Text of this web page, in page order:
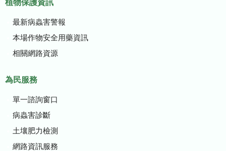
植物保護資訊
最新病蟲害警報
本場作物安全用藥資訊
相關網路資源
為民服務
單一諮詢窗口
病蟲害診斷
土壤肥力檢測
網路資訊服務